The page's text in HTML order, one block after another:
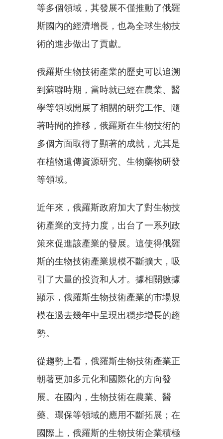
等多個領域，其發展不僅推動了俄羅
斯國內的經濟增長，也為全球生物技
術的進步做出了貢獻。
俄羅斯生物技術產業的歷史可以追溯
到蘇聯時期，當時就已經在農業、醫
學等領域開展了相關的研究工作。隨
著時間的推移，俄羅斯在生物技術的
多個方面取得了顯著的成就，尤其是
在植物遺傳資源研究、生物藥物研發
等領域。
近年來，俄羅斯政府加大了對生物技
術產業的支持力度，出台了一系列政
策來促進該產業的發展。這使得俄羅
斯的生物技術產業規模不斷擴大，吸
引了大量的投資和人才。據相關數據
顯示，俄羅斯生物技術產業的市場規
模在過去幾年中呈現出穩步增長的趨
勢。
從趨勢上看，俄羅斯生物技術產業正
朝著更加多元化和國際化的方向發
展。在國內，生物技術在農業、醫
藥、環保等領域的應用不斷拓展；在
國際上，俄羅斯的生物技術企業積極